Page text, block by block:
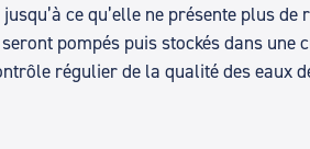
ce qu’elle ne présente plus
pompés puis stockés dans
régulier de la qualité des eaux